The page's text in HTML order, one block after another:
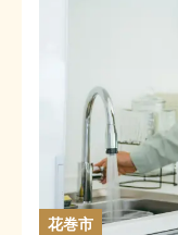
花巻市